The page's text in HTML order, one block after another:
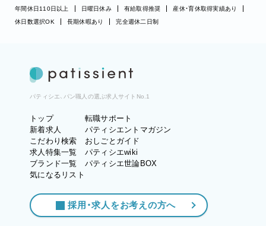
年間休日110日以上
日曜日休み 有給取得推奨
産休・育休取得実績あり
休日数選択OK
長期休暇あり 完全週休二日制
パティシエ、パン職人の選ぶ求人サイトNo.1
トップ
新着求人
こだわり検索
求人特集一覧
ブランド一覧
気になるリスト
転職サポート
パティシエントマガジン
おしごとガイド
パティシエwiki
パティシエ世論BOX
採用・求人をお考えの方へ